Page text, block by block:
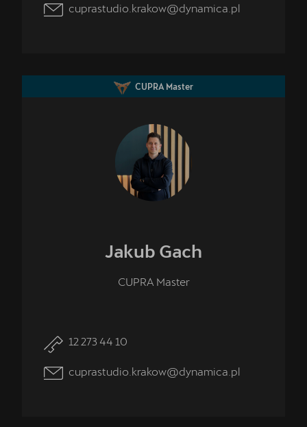
cuprastudio.krakow@dynamica.pl
CUPRA Master
Jakub Gach
CUPRA Master
12 273 44 10
cuprastudio.krakow@dynamica.pl